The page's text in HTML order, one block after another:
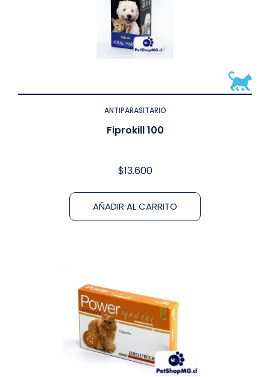
ANTIPARASITARIO
Fiprokill 100
$13.600
AÑADIR AL CARRITO